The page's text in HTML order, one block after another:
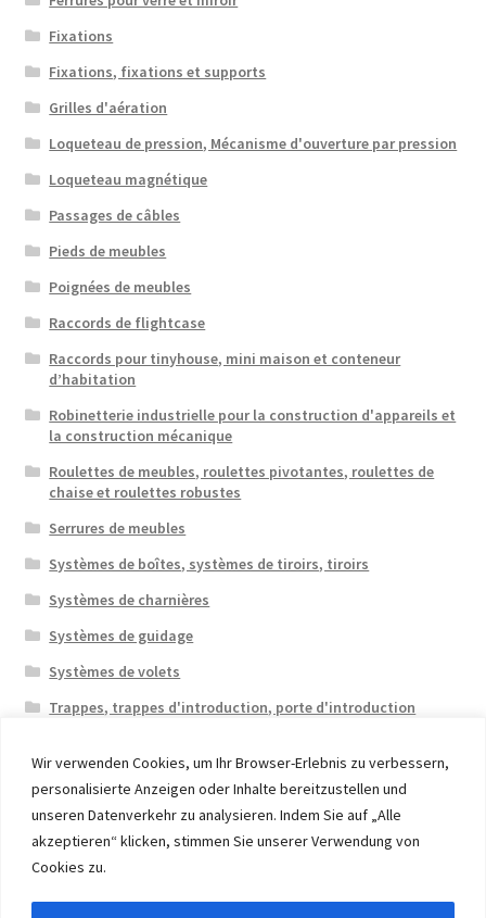
Wir verwenden Cookies, um Ihr Browser-Erlebnis zu verbessern,
personalisierte Anzeigen oder Inhalte bereitzustellen und
unseren Datenverkehr zu analysieren. Indem Sie auf „Alle
akzeptieren“ klicken, stimmen Sie unserer Verwendung von
Cookies zu.
Fixations
Fixations, fixations et supports
Grilles d'aération
Loqueteau de pression, Mécanisme d'ouverture par pression
Loqueteau magnétique
Passages de câbles
Pieds de meubles
Poignées de meubles
Raccords de flightcase
Raccords pour tinyhouse, mini maison et conteneur
d’habitation
Robinetterie industrielle pour la construction d'appareils et
la construction mécanique
Roulettes de meubles, roulettes pivotantes, roulettes de
chaise et roulettes robustes
Serrures de meubles
Systèmes de boîtes, systèmes de tiroirs, tiroirs
Systèmes de charnières
Systèmes de guidage
Systèmes de volets
Trappes, trappes d'introduction, porte d'introduction
© 2026 Eruon Trade UG, Germany, member of the ERUON